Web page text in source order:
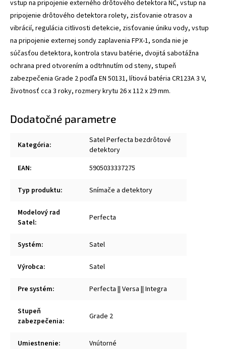
vstup na pripojenie externého drôtového detektora NC, vstup na
pripojenie drôtového detektora rolety, zisťovanie otrasov a
vibrácií, regulácia citlivosti detekcie, zisťovanie úniku vody, vstup
na pripojenie externej sondy zaplavenia FPX-1, sonda nie je
súčasťou detektora, kontrola stavu batérie, dvojitá sabotážna
ochrana pred otvorením a odtrhnutím od steny, stupeň
zabezpečenia Grade 2 podľa EN 50131, lítiová batéria CR123A 3 V,
životnosť cca 3 roky, rozmery krytu 26 x 112 x 29 mm.
Dodatočné parametre
Kategória:
Satel Perfecta bezdrôtové
detektory
EAN: 5905033337275
Typ produktu: Snímače a detektory
Modelový rad
Satel: Perfecta
Systém: Satel
Výrobca: Satel
Pre systém: Perfecta || Versa || Integra
Stupeň
zabezpečenia: Grade 2
Umiestnenie: Vnútorné